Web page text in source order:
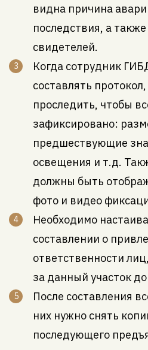
видна причина
последствия, а
свидетелей.
Когда сотрудник
составлять
проследить, чтобы
зафиксировано:
предшествующие
освещения и т.д.
должны быть
фото и видео
Необходимо
составлении о
ответственности
за данный участок
После составления
них нужно снять
последующего